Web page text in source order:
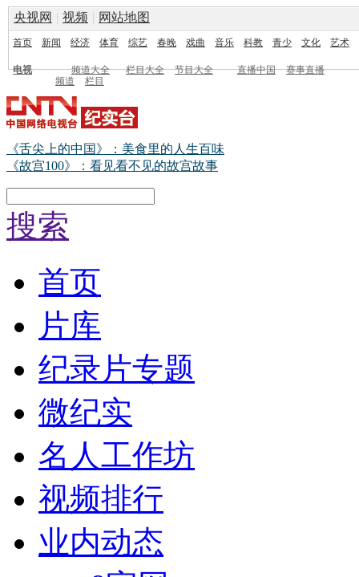
央视网 | 视频 | 网站地图
首页 新闻 经济 体育 综艺 春晚 戏曲 音乐 科教 青少 文化 艺术
电视 频道大全 栏目大全 节目大全 直播中国
赛事直播
频道
栏目
《舌尖上的中国》：美食里的人生百味
《故宫100》：看见看不见的故宫故事
搜索
首页
片库
纪录片专题
微纪实
名人工作坊
视频排行
业内动态